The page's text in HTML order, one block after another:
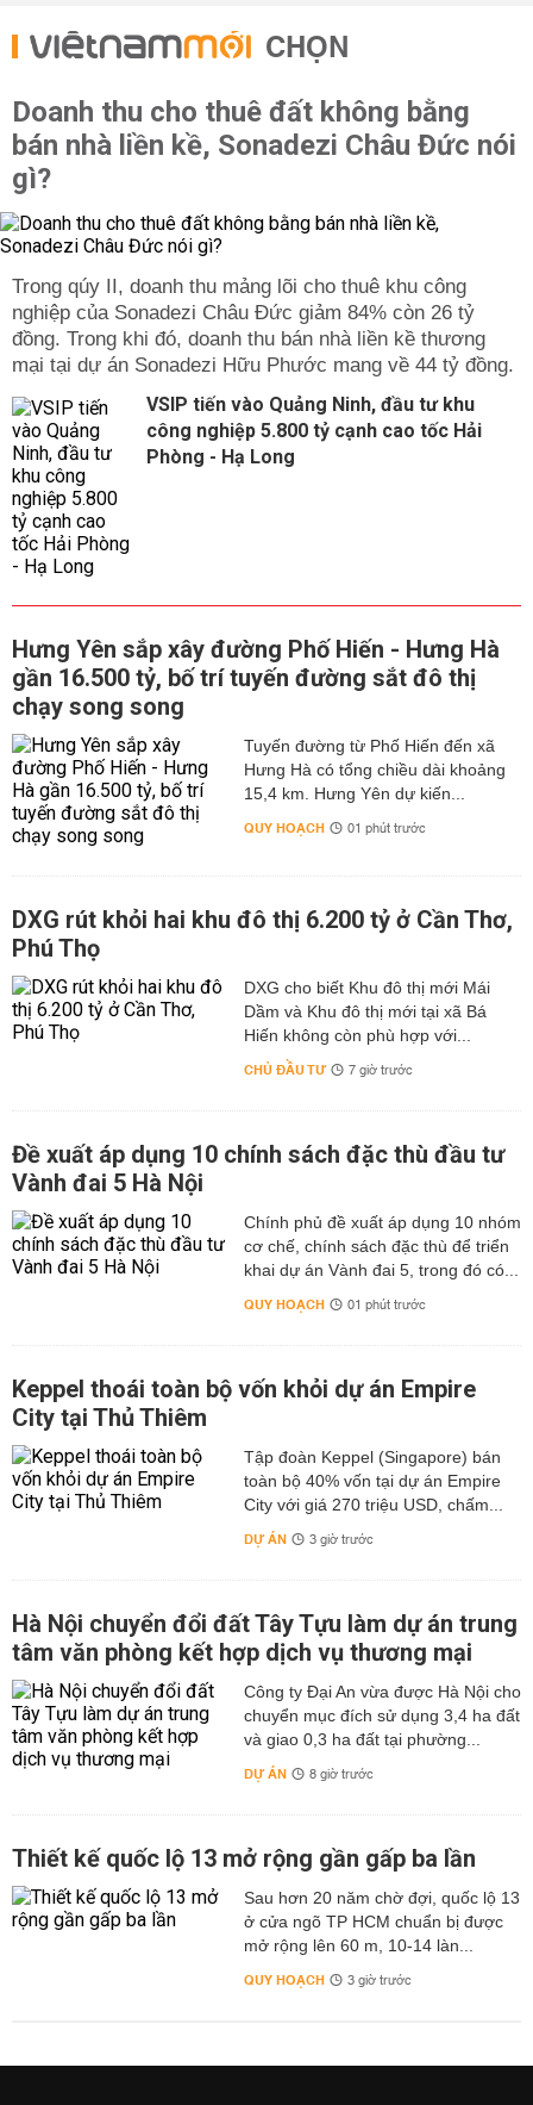
CHỌN
Doanh thu cho thuê đất không bằng
bán nhà liền kề, Sonadezi Châu Đức nói
gì?
Trong qúy II, doanh thu mảng lõi cho thuê khu công
nghiệp của Sonadezi Châu Đức giảm 84% còn 26 tỷ
đồng. Trong khi đó, doanh thu bán nhà liền kề thương
mại tại dự án Sonadezi Hữu Phước mang về 44 tỷ đồng.
VSIP tiến vào Quảng Ninh, đầu tư khu
công nghiệp 5.800 tỷ cạnh cao tốc Hải
Phòng - Hạ Long
Hưng Yên sắp xây đường Phố Hiến - Hưng Hà
gần 16.500 tỷ, bố trí tuyến đường sắt đô thị
chạy song song
Tuyến đường từ Phố Hiến đến xã
Hưng Hà có tổng chiều dài khoảng
15,4 km. Hưng Yên dự kiến...
QUY HOẠCH 01 phút trước
DXG rút khỏi hai khu đô thị 6.200 tỷ ở Cần Thơ,
Phú Thọ
DXG cho biết Khu đô thị mới Mái
Dầm và Khu đô thị mới tại xã Bá
Hiến không còn phù hợp với...
CHỦ ĐẦU TƯ 7 giờ trước
Đề xuất áp dụng 10 chính sách đặc thù đầu tư
Vành đai 5 Hà Nội
Chính phủ đề xuất áp dụng 10 nhóm
cơ chế, chính sách đặc thù để triển
khai dự án Vành đai 5, trong đó có...
QUY HOẠCH 01 phút trước
Keppel thoái toàn bộ vốn khỏi dự án Empire
City tại Thủ Thiêm
Tập đoàn Keppel (Singapore) bán
toàn bộ 40% vốn tại dự án Empire
City với giá 270 triệu USD, chấm...
DỰ ÁN 3 giờ trước
Hà Nội chuyển đổi đất Tây Tựu làm dự án trung
tâm văn phòng kết hợp dịch vụ thương mại
Công ty Đại An vừa được Hà Nội cho
chuyển mục đích sử dụng 3,4 ha đất
và giao 0,3 ha đất tại phường...
DỰ ÁN 8 giờ trước
Thiết kế quốc lộ 13 mở rộng gần gấp ba lần
Sau hơn 20 năm chờ đợi, quốc lộ 13
ở cửa ngõ TP HCM chuẩn bị được
mở rộng lên 60 m, 10-14 làn...
QUY HOẠCH 3 giờ trước